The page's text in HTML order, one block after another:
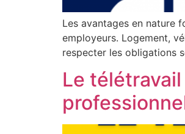
Les avantages en nature
employeurs. Logement,
respecter les obligations
Le